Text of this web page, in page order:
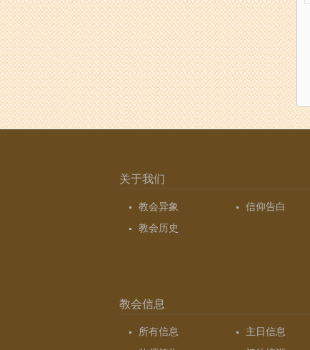
关于我们
教会异象
信仰告白
教会历史
教会信息
所有信息
主日信息